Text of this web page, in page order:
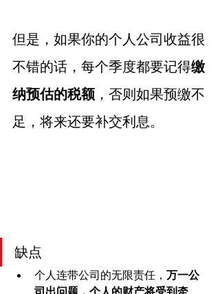
但是，如果你的个人公司收益很
不错的话，每个季度都要记得缴
纳预估的税额 ，否则如果预缴不
足，将来还要补交利息。
缺点
个人连带公司的无限责任， 万一公
司出问题，个人的财产将受到牵